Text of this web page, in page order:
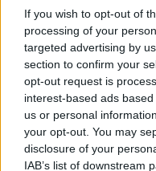
If you wish to opt-out of
processing of your
targeted advertising by
section to confirm your
opt-out request is
interest-based ads
us or personal
your opt-out. You may
disclosure of your
IAB’s list of downstream
έχουν παιδιά μένουν
επιδόματα που
ΑΠΑΝΤΗΣΗ
;
11.12.2020, 11:48
Γιατί, η ΝΔ έχει
ΑΠΑΝΤΗΣΗ